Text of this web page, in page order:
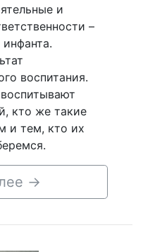
и
–
воспитания.
кто же такие
и тем, кто их
→